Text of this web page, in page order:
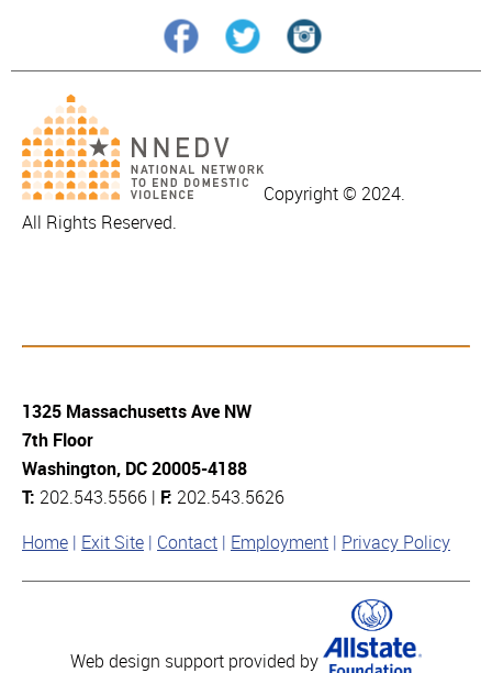
Copyright © 2024.
All Rights Reserved.
1325 Massachusetts Ave NW
7th Floor
Washington, DC 20005-4188
T: 202.543.5566 | F: 202.543.5626
Home Exit Site Contact Employment Privacy Policy
Web design support provided by